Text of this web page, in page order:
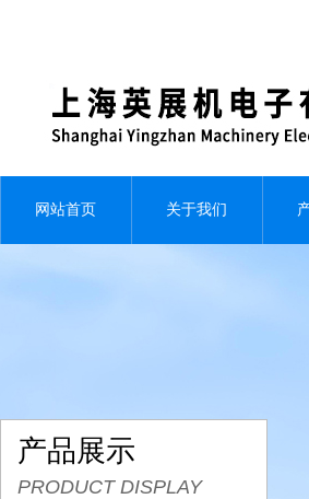
网站首页 关于我们
产品展示
PRODUCT DISPLAY